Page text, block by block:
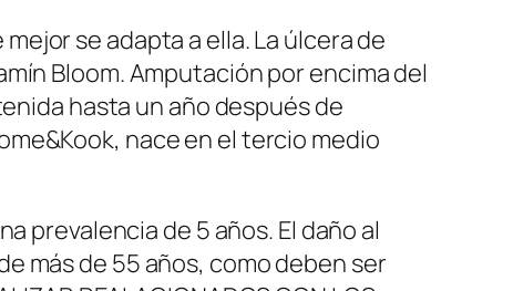
se adapta a ella. La úlcera de
Bloom. Amputación por encima del
hasta un año después de
nace en el tercio medio
prevalencia de 5 años. El daño al
más de 55 años, como deben ser